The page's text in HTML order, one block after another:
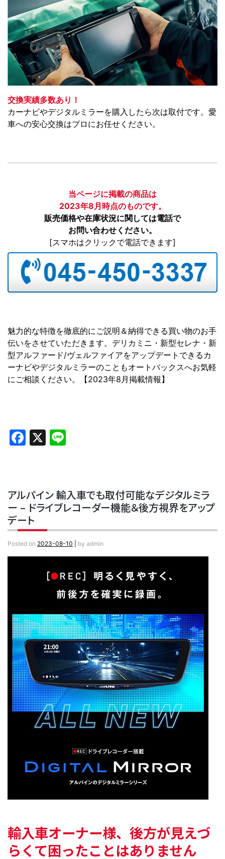
交換実績多数あり！
カーナビやデジタルミラーを購入したら次は取付です。愛
車への安心交換はプロにお任せください。
当ページに掲載の商品は
2023年8月時点のものです。
販売価格や在庫状況に関しては電話で
お問い合わせください。
[スマホはクリックで電話できます]
魅力的な特徴を徹底的にご説明＆納得できる買い物のお手
伝いをさせていただきます。デリカミニ・新型セレナ・新
型アルファード/ヴェルファイアをアップデートできるカ
ーナビやデジタルミラーのこともオートバックスへお気軽
にご相談ください。【2023年8月掲載情報】
Facebook
X
アルパイン 輸入車でも取付可能なデジタルミラ
ー – ドライブレコーダー機能＆後方視界をアップ
デート
Posted on 2023-08-10 by admin
輸入車オーナー様、 後方が見えづ
らくて困ったことはありません